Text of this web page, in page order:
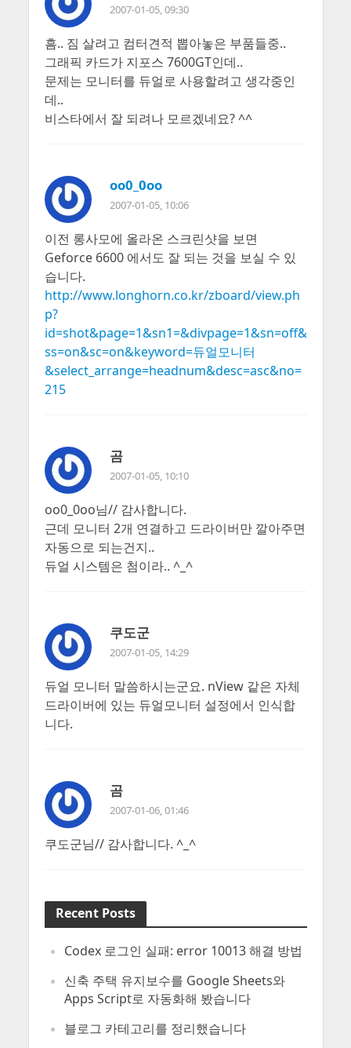
2007-01-05, 09:30
흠.. 짐 살려고 컴터견적 뽑아놓은 부품들중..
그래픽 카드가 지포스 7600GT인데..
문제는 모니터를 듀얼로 사용할려고 생각중인
데..
비스타에서 잘 되려나 모르겠네요? ^^
oo0_0oo
2007-01-05, 10:06
이전 롱사모에 올라온 스크린샷을 보면
Geforce 6600 에서도 잘 되는 것을 보실 수 있
습니다.
http://www.longhorn.co.kr/zboard/view.ph
p?
id=shot&page=1&sn1=&divpage=1&sn=off&
ss=on&sc=on&keyword=듀얼모니터
&select_arrange=headnum&desc=asc&no=
215
곰
2007-01-05, 10:10
oo0_0oo님// 감사합니다.
근데 모니터 2개 연결하고 드라이버만 깔아주면
자동으로 되는건지..
듀얼 시스템은 첨이라.. ^_^
쿠도군
2007-01-05, 14:29
듀얼 모니터 말씀하시는군요. nView 같은 자체
드라이버에 있는 듀얼모니터 설정에서 인식합
니다.
곰
2007-01-06, 01:46
쿠도군님// 감사합니다. ^_^
Recent Posts
Codex 로그인 실패: error 10013 해결 방법
신축 주택 유지보수를 Google Sheets와
Apps Script로 자동화해 봤습니다
블로그 카테고리를 정리했습니다